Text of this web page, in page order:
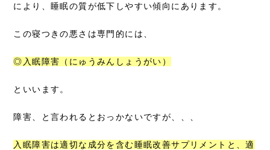
により、睡眠の質が低下しやすい傾向にあります。
この寝つきの悪さは専門的には、
◎入眠障害（にゅうみんしょうがい）
といいます。
障害、と言われるとおっかないですが、、、
入眠障害は適切な成分を含む睡眠改善サプリメントと、適